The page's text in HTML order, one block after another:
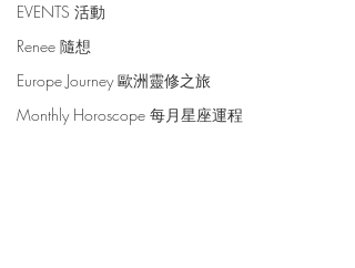
EVENTS 活動
Renee 隨想
Europe Journey 歐洲靈修之旅
Monthly Horoscope 每月星座運程